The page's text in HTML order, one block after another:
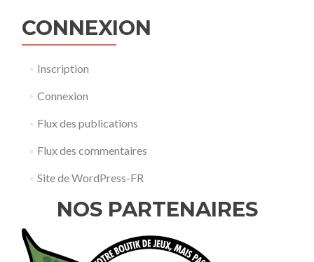
CONNEXION
Inscription
Connexion
Flux des publications
Flux des commentaires
Site de WordPress-FR
NOS PARTENAIRES